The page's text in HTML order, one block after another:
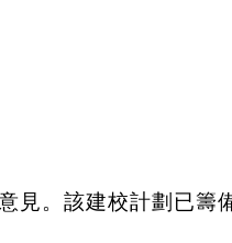
見。該建校計劃已籌